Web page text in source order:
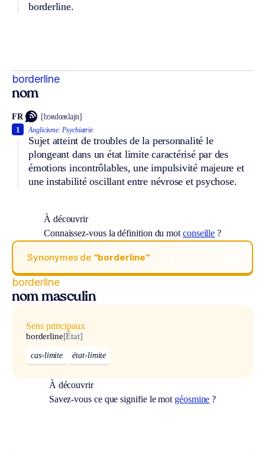
borderline.
borderline
nom
FR [bɔʀdœʀlajn]
Anglicisme. Psychiatrie.
Sujet atteint de troubles de la personnalité le
plongeant dans un état limite caractérisé par des
émotions incontrôlables, une impulsivité majeure et
une instabilité oscillant entre névrose et psychose.
1
À découvrir
Connaissez-vous la définition du mot conseille ?
Synonymes de “borderline“
borderline
nom masculin
Sens principaux
borderline[État]
cas-limite état-limite
À découvrir
Savez-vous ce que signifie le mot géosmine ?